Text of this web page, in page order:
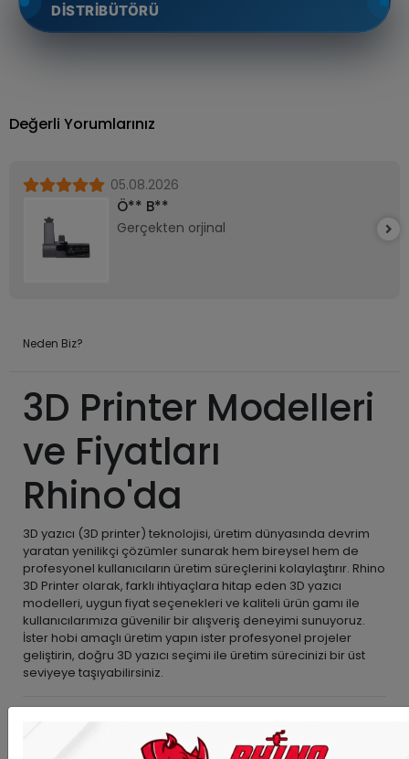
DİSTRİBÜTÖRÜ
Değerli Yorumlarınız
05.08.2026
Ö** B**
Gerçekten orjinal
Neden Biz?
3D Printer Modelleri
ve Fiyatları
Rhino'da
3D yazıcı (3D printer) teknolojisi, üretim dünyasında devrim
yaratan yenilikçi çözümler sunarak hem bireysel hem de
profesyonel kullanıcıların üretim süreçlerini kolaylaştırır. Rhino
3D Printer olarak, farklı ihtiyaçlara hitap eden 3D yazıcı
modelleri, uygun fiyat seçenekleri ve kaliteli ürün gamı ile
kullanıcılarımıza güvenilir bir alışveriş deneyimi sunuyoruz.
İster hobi amaçlı üretim yapın ister profesyonel projeler
geliştirin, doğru 3D yazıcı seçimi ile üretim sürecinizi bir üst
seviyeye taşıyabilirsiniz.
3D Yazıcı (3D Printer)